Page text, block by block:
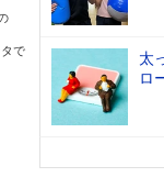
で
太
ロ